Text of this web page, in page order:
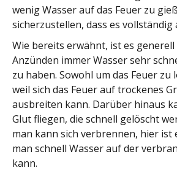
wenig Wasser auf das Feuer zu
sicherzustellen, dass es vollständig
Wie bereits erwähnt, ist es
Anzünden immer Wasser sehr
zu haben. Sowohl um das Feuer zu
weil sich das Feuer auf trockenes
ausbreiten kann. Darüber hinaus
Glut fliegen, die schnell gelöscht
man kann sich verbrennen, hier ist
man schnell Wasser auf der
kann.